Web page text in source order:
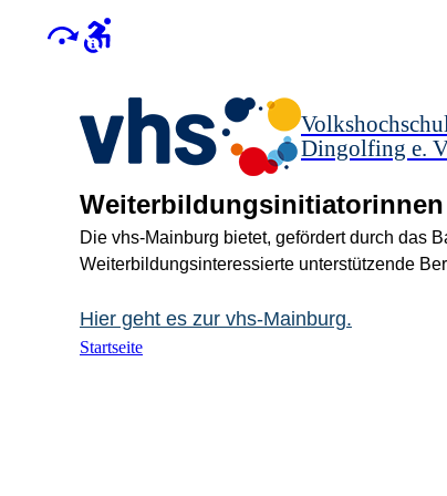
Dingolfing e.
Die vhs-Mainburg bietet, gefördert durch das
Weiterbildungsinteressierte unterstützende
Hier geht es zur vhs-Mainburg.
Startseite